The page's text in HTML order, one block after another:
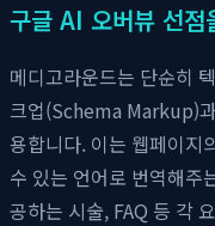
구글 AI 오버뷰 선점
메디고라운드는 단순히
크업(Schema Markup)
용합니다. 이는 웹페이지
수 있는 언어로 번역해주
공하는 시술, FAQ 등 각